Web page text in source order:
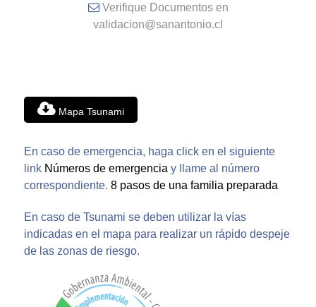
Verifique Documentos en
validacion@sanantonio.cl
Mapa Tsunami
En caso de emergencia, haga click en el siguiente
link Números de emergencia y llame al número
correspondiente. 8 pasos de una familia preparada
En caso de Tsunami se deben utilizar la vías
indicadas en el mapa para realizar un rápido despeje
de las zonas de riesgo.